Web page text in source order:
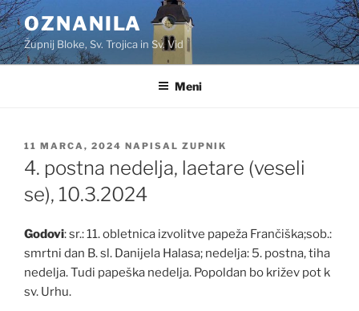
Skoči
na
vsebino
OZNANILA
Župnij Bloke, Sv. Trojica in Sv. Vid
Meni
OBJAVLJENO
DNE
11 MARCA, 2024 NAPISAL ZUPNIK
4. postna nedelja, laetare (veseli
se), 10.3.2024
Godovi: sr.: 11. obletnica izvolitve papeža Frančiška;sob.:
smrtni dan B. sl. Danijela Halasa; nedelja: 5. postna, tiha
nedelja. Tudi papeška nedelja. Popoldan bo križev pot k
sv. Urhu.